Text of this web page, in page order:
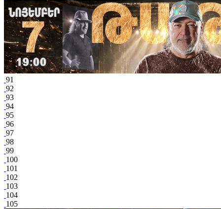
91
92
93
94
95
96
97
98
99
100
101
102
103
104
105